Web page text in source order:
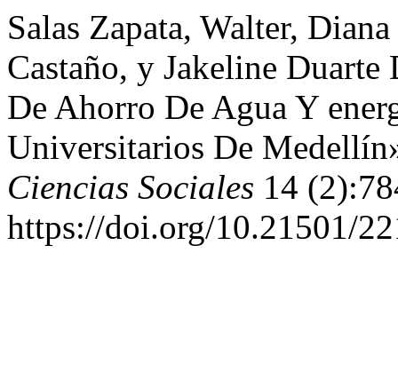
Salas Zapata, Walter,
Castaño, y Jakeline
De Ahorro De Agua Y
Universitarios De
Ciencias Sociales 14
https://doi.org/10.21501/